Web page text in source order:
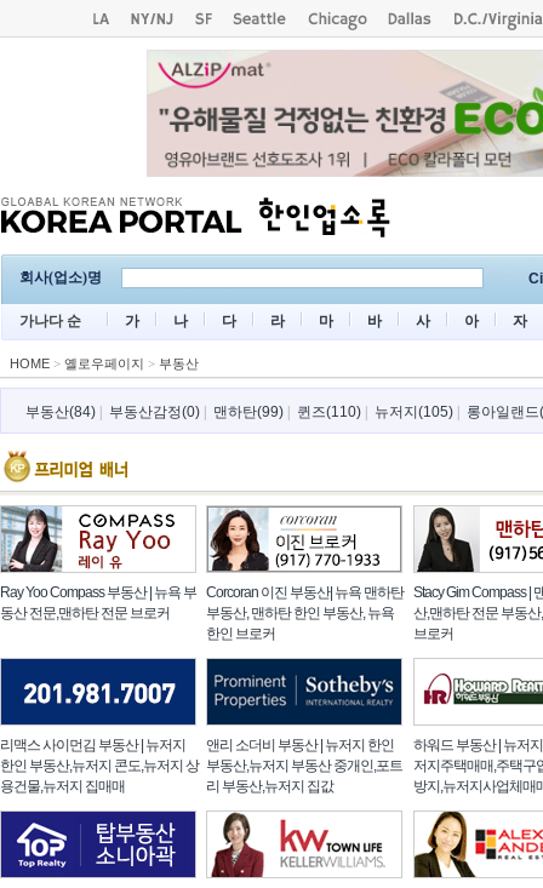
회사(업소)명
가나다 순 가 나 다 라 마 바 사 아 자
HOME > 옐로우페이지 > 부동산
부동산(84) 부동산감정(0) 맨하탄(99) 퀸즈(110) 뉴저지(105) 롱아일랜드
Ray Yoo Compass 부동산 | 뉴욕 부
동산 전문,맨하탄 전문 브로커
Corcoran 이진 부동산| 뉴욕 맨하탄
부동산, 맨하탄 한인 부동산, 뉴욕
한인 브로커
Stacy Gim Compass |
산,맨하탄 전문 부동
브로커
리맥스 사이먼김 부동산 | 뉴저지
한인 부동산,뉴저지 콘도,뉴저지 상
용건물,뉴저지 집매매
앤리 소더비 부동산 | 뉴저지 한인
부동산,뉴저지 부동산 중개인,포트
리 부동산,뉴저지 집값
하워드 부동산 | 뉴저
저지주택매매,주택구
방지,뉴저지사업체매